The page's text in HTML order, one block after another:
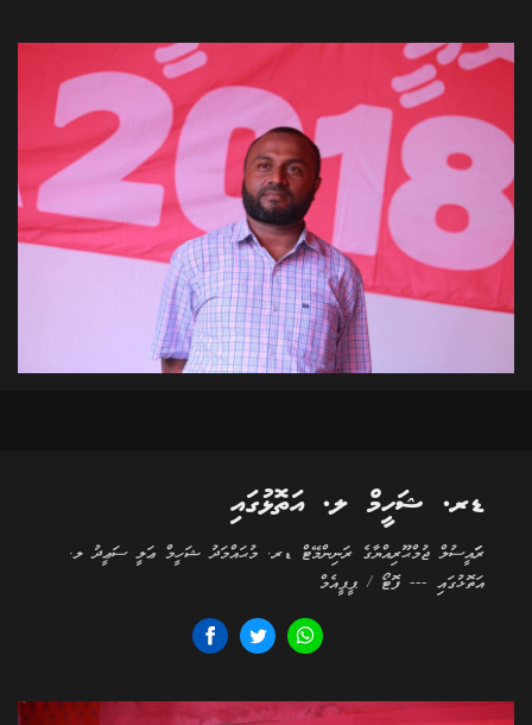
ޑރ. ޝަހީމް ލ. އަތޮޅުގައި
ރަަައީސުލް ޖުމްޙޫރިއްޔާގެ ރަނިންމޭޓް ޑރ. މުޙައްމަދު ޝަހީމް ޢަލީ ސަޢީދު ލ.
އަތޮޅުގައި --- ފޮޓޯ / ޕީޕީއެމް